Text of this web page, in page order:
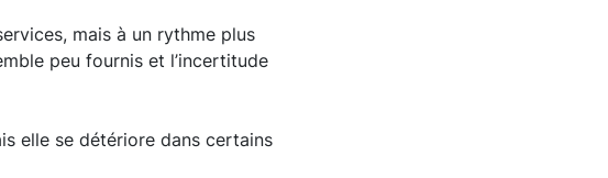
mais à un rythme plus
peu fournis et l’incertitude
elle se détériore dans certains